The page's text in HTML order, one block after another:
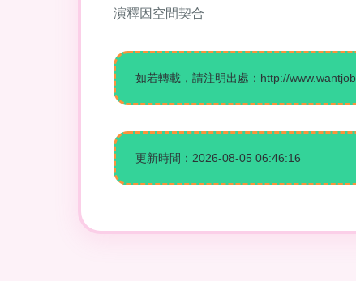
演釋因空間契合
如若轉載，請注明出處：http://
更新時間：2026-08-05 06:46:16